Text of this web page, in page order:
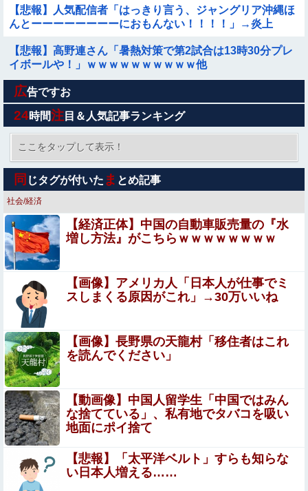
【悲報】人気配信者「はっきり言う、ジャングリア沖縄ほ
んとーーーーーーーーにおもんない！！！！」→炎上
【悲報】高野連さん「暑熱対策で第2試合は13時30分プレ
イボールや！」ｗｗｗｗｗｗｗｗｗｗ他
【速報】専門家「イオンモール熊本の爆心地に”こんなも
の”があったんだけど…」
【鬼滅の刃】 色欲の鬼に対抗するためにエ□特訓を受ける
胡蝶しのぶ…！クールなしのぶが快楽に抗えず翻弄されち
ゃう…
【朗報】一般漫画で絵柄かわいくてヒロインとSEX描写あ
りの期待の新人到来ｗｗｗ
【画像】村重杏奈さん(30)のおつぱいが凄い
wwwwwwwwwwww
職場の人妻と不倫をして、ついに、、、
高市首相「日銀は国債を買い入れろ」←また円安が進行す
るやん
ベッセント財務長官は円高に協力してほしそうにこっ
ちを見ている
【悲報】女子自転車競技、ブラに綿を詰めまくって空気抵
抗を減らすチート技が発覚ｗｗｗ
やっぱり肉が好き
【動画】仙台育英の野球部女子マネ、あざといウィンクで
お前らの心を鷲掴みｗｗｗｗｗ
広告ですお
24時間注 目＆人気記事ランキング
ここをタップして表示！
同 じタグが付いた ま とめ記事
社会/経済
【経済正体】中国の自動車販売量の『水
増し方法』がこちらｗｗｗｗｗｗｗｗ
【画像】アメリカ人「日本人が仕事でミ
スしまくる原因がこれ」→30万いいね
【画像】長野県の天龍村「移住者はこれ
を読んでください」
【動画像】中国人留学生「中国ではみん
な捨てている」、私有地でタバコを吸い
地面にポイ捨て
【悲報】「太平洋ベルト」すらも知らな
い日本人増える……